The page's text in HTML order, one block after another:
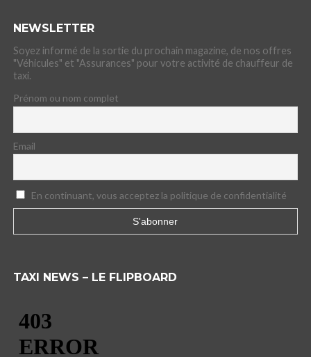
NEWSLETTER
Soyez informé de la sortie du prochain magazine, de nos offres
"Véhicules" et "Assurances" pour votre activité de chauffeur de
taxi.
Prénom ou nom complet
Email
En continuant, vous acceptez la politique de confidentialité
TAXI NEWS – LE FLIPBOARD